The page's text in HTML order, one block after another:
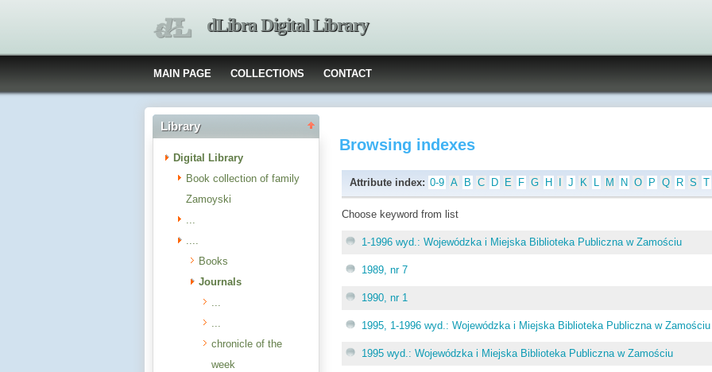
dLibra Digital Library
MAIN PAGE COLLECTIONS CONTACT
Library
Digital Library
Book collection of family
Zamoyski
...
....
Books
Journals
...
...
chronicle of the
week
Browsing indexes
Attribute index: 0-9 A B C D E F G H J K L M N O P Q R S T
Choose keyword from list
1-1996 wyd.: Wojewódzka i Miejska Biblioteka Publiczna w Zamościu
1989, nr 7
1990, nr 1
1995, 1-1996 wyd.: Wojewódzka i Miejska Biblioteka Publiczna w Zamościu
1995 wyd.: Wojewódzka i Miejska Biblioteka Publiczna w Zamościu